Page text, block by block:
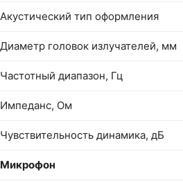
Акустический тип оформления
Диаметр головок излучателей, мм
Частотный диапазон, Гц
Импеданс, Ом
Чувствительность динамика, дБ
Микрофон